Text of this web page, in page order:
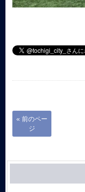
« 前のペー
ジ